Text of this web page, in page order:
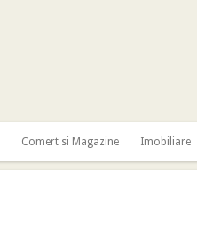
Comert si Magazine Imobiliare